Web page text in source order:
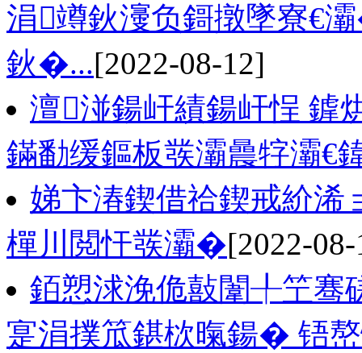
涓竴鈥濅负鎶撴墜寮€
鈥�...[2022-08-12]
澶湴鍚屽績鍚屽悜 鎼
鏋勫缓鏂板彂灞曟牸灞€
娣卞湷鍥借祫鍥戒紒浠
樿川閲忓彂灞�[2022-
銆愬浗浼佹敼闈╀笁骞
寔涓撲笟鍖栨暣鍚� 铻